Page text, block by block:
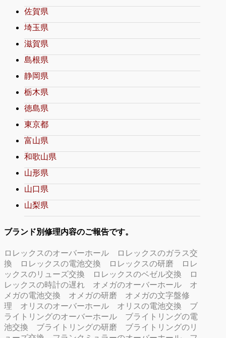
佐賀県
埼玉県
滋賀県
島根県
静岡県
栃木県
徳島県
東京都
富山県
和歌山県
山形県
山口県
山梨県
ブランド別修理内容のご報告です。
ロレックスのオーバーホール
ロレックスのガラス交
換
ロレックスの電池交換 ロレックスの研磨
ロレ
ックスのリューズ交換
ロレックスのベゼル交換
ロ
レックスの時計の遅れ
オメガのオーバーホール
オ
メガの電池交換
オメガの研磨
オメガの文字盤修
理
オリスのオーバーホール オリスの電池交換
ブ
ライトリングのオーバーホール
ブライトリングの電
池交換
ブライトリングの研磨
ブライトリングのリ